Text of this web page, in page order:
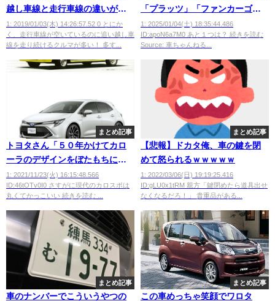
越し車線と走行車線の違いが理
解できてない民族だった
wwwwwwwwwwwwwww
1: 2019/01/03(木) 14:26:57.52 0 とにか
く、走行車線が空いているのに追い越し車
線を走り続けるクルマが多い！ 多す...
「プラッツ」「ファンカーゴ」
←あと1つは何？？？？？
1: 2025/01/04(土) 18:35:44.486
ID:apoN6a7M0 あと１つは？ 続きを読む
Source: 車ちゃんねる...
まとめ記事
トヨタさん「５０年かけてカロ
ーラのデザインをぼたもちに近
づけました」
1: 2021/11/23(火) 16:15:48.566
ID:46tOTv0I0 さすがに現代のカロスポは
丸くてかっこいい 続きを読む ...
まとめ記事
【悲報】ドカタ俺、車の鍵を閉
めて怒られるｗｗｗｗｗ
1: 2022/03/06(日) 19:19:25.416
ID:gLU0x1tRM 親方「鍵閉めたら道具出せ
なくなるだろ！」 貴重品がある...
まとめ記事
車のナンバーでこういうやつの
まとめ記事
この車めっちゃ笑顔でワロタ